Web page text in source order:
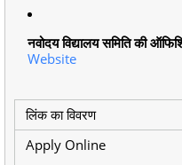
नवोदय विद्यालय समिति की
Website
लिंक का विवरण
Apply Online